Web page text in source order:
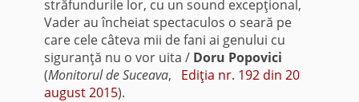
străfundurile lor, cu un sound excepţional,
Vader au încheiat spectaculos o seară pe
care cele câteva mii de fani ai genului cu
siguranţă nu o vor uita / Doru Popovici
(Monitorul de Suceava, Ediţia nr. 192 din 20
august 2015).